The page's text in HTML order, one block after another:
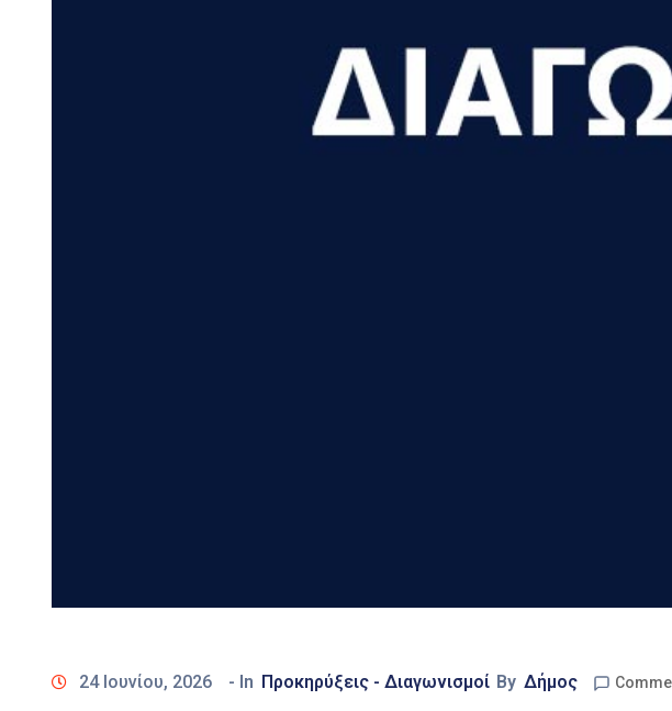
24 Ιουνίου, 2026 - In Προκηρύξεις - Διαγωνισμοί By Δήμος